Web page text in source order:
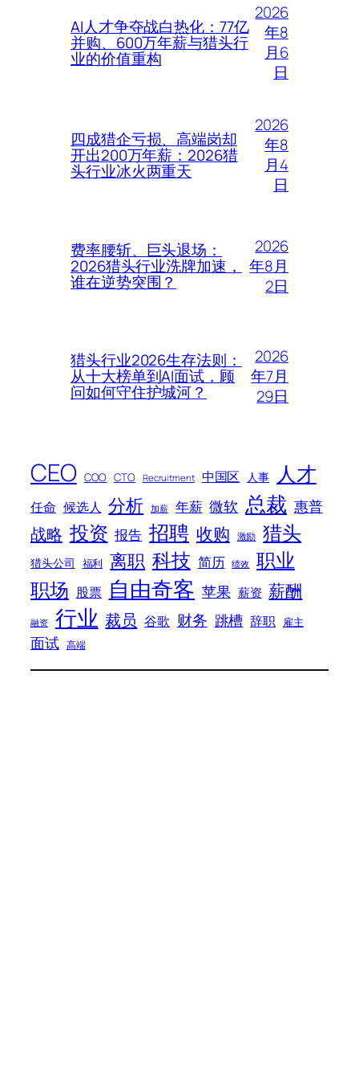
AI人才争夺战白热化：77亿
并购、600万年薪与猎头行
业的价值重构
2026
年8
月6
日
四成猎企亏损、高端岗却
开出200万年薪：2026猎
头行业冰火两重天
2026
年8
月4
日
费率腰斩、巨头退场：
2026猎头行业洗牌加速，
谁在逆势突围？
2026
年8月
2日
猎头行业2026生存法则：
从十大榜单到AI面试，顾
问如何守住护城河？
2026
年7月
29日
CEO COO CTO Recruitment 中国区 人事 人才
任命 候选人 分析 加薪 年薪 微软 总裁 惠普
战略 投资 报告 招聘 收购 激励 猎头
猎头公司 福利 离职 科技 简历 绩效 职业
职场 股票 自由奇客 苹果 薪资 薪酬
融资 行业 裁员 谷歌 财务 跳槽 辞职 雇主
面试 高端